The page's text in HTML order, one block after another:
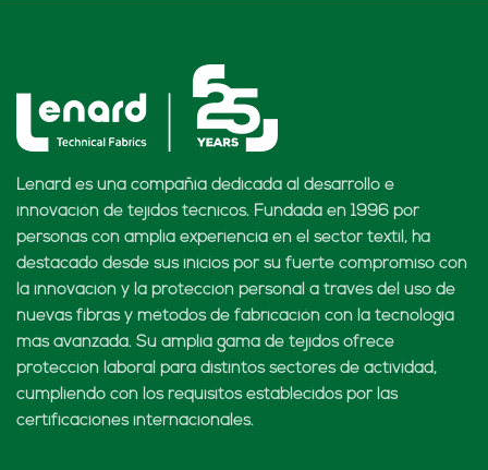
Lenard es una compañía dedicada al desarrollo e
innovación de tejidos técnicos. Fundada en 1996 por
personas con amplia experiencia en el sector textil, ha
destacado desde sus inicios por su fuerte compromiso con
la innovación y la protección personal a través del uso de
nuevas fibras y métodos de fabricación con la tecnología
más avanzada. Su amplia gama de tejidos ofrece
protección laboral para distintos sectores de actividad,
cumpliendo con los requisitos establecidos por las
certificaciones internacionales.